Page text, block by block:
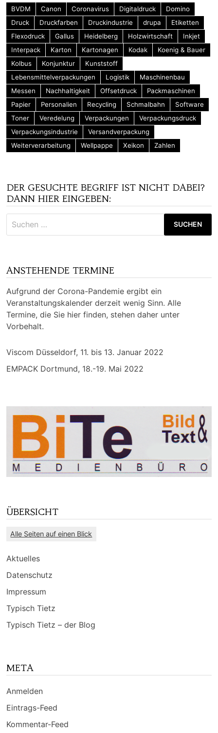
BVDM Canon Coronavirus Digitaldruck
Domino
Druck
Druckfarben Druckindustrie drupa
Etiketten
Flexodruck
Gallus Heidelberg Holzwirtschaft
Inkjet
Interpack
Karton Kartonagen Kodak
Koenig & Bauer
Kolbus
Konjunktur
Kunststoff
Lebensmittelverpackungen
Logistik
Maschinenbau
Messen
Nachhaltigkeit Offsetdruck
Packmaschinen
Papier
Personalien Recycling Schmalbahn
Software
Toner
Veredelung Verpackungen
Verpackungsdruck
Verpackungsindustrie
Versandverpackung
Weiterverarbeitung
Wellpappe Xeikon Zahlen
DER GESUCHTE BEGRIFF IST NICHT DABEI?
DANN HIER EINGEBEN:
nach:
ANSTEHENDE TERMINE
Aufgrund der Corona-Pandemie ergibt ein
Veranstaltungskalender derzeit wenig Sinn. Alle
Termine, die Sie hier finden, stehen daher unter
Vorbehalt.
Viscom Düsseldorf, 11. bis 13. Januar 2022
EMPACK Dortmund, 18.-19. Mai 2022
ÜBERSICHT
Alle Seiten auf einen Blick
Aktuelles
Datenschutz
Impressum
Typisch Tietz
Typisch Tietz – der Blog
META
Anmelden
Eintrags-Feed
Kommentar-Feed